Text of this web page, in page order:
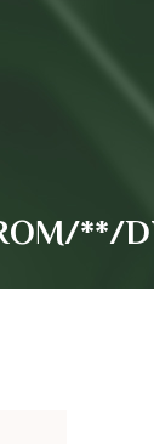
**/